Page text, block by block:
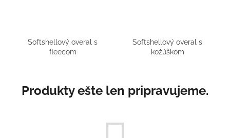
Softshellový overal s
fleecom
Softshellový overal s
kožúškom
Produkty ešte len pripravujeme.